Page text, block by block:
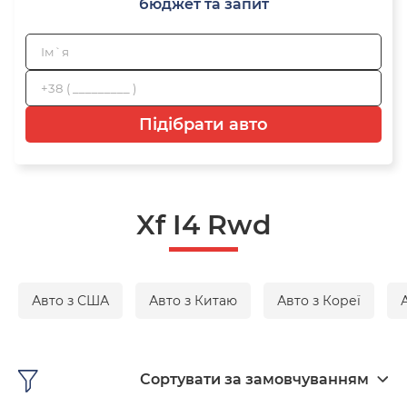
бюджет та запит
Підібрати авто
Xf I4 Rwd
Авто з США Авто з Китаю Авто з Кореї
Сортувати за замовчуванням